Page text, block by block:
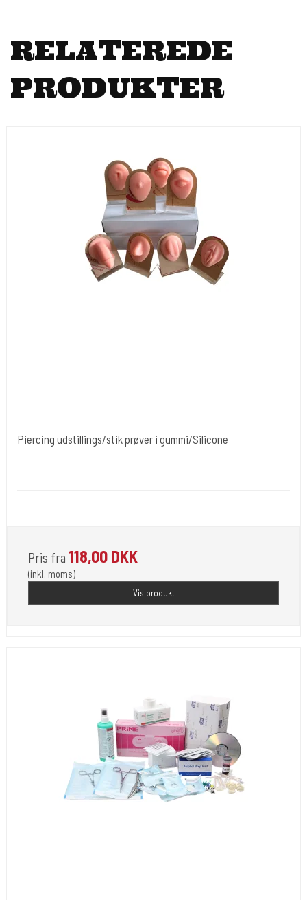
RELATEREDE
PRODUKTER
Piercing udstillings/stik prøver i gummi/Silicone
Pris fra 118,00 DKK
(inkl. moms)
Vis produkt